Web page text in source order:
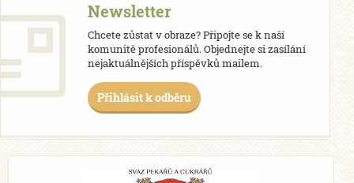
Newsletter
Chcete zůstat v obraze? Připojte se k naší
komunitě profesionálů. Objednejte si zasílání
nejaktuálnějších příspěvků mailem.
Přihlásit k odběru